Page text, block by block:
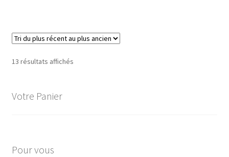
13 résultats affichésTrié
Votre Panier
Pour vous